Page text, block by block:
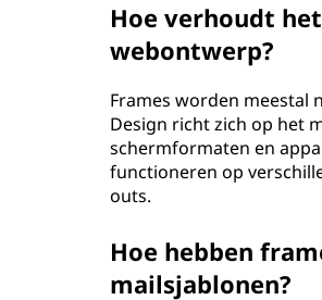
Hoe verhoudt
webontwerp?
Frames worden meestal
Design richt zich op het
schermformaten en
functioneren op
outs.
Hoe hebben
mailsjablonen?